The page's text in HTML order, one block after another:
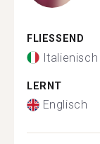
FLIESSEND
Italienisch
LERNT
Englisch